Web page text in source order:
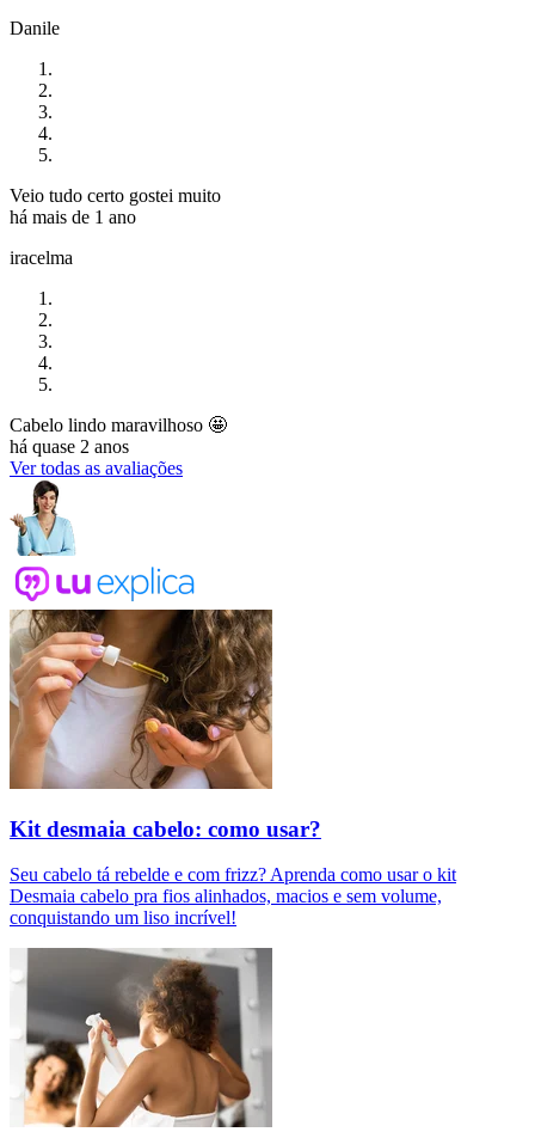
Danile
Veio tudo certo gostei muito
há mais de 1 ano
iracelma
Cabelo lindo maravilhoso 🤩
há quase 2 anos
Ver todas as avaliações
Kit desmaia cabelo: como usar?
Seu cabelo tá rebelde e com frizz? Aprenda como usar o kit
Desmaia cabelo pra fios alinhados, macios e sem volume,
conquistando um liso incrível!